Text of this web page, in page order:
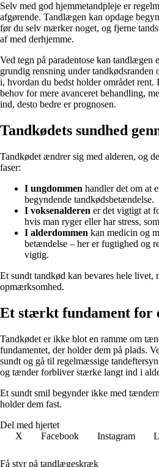
Selv med god hjemmetandpleje er
afgørende. Tandlægen kan opdage
før du selv mærker noget, og fjerne
af med derhjemme.
Ved tegn på paradentose kan tandlægen
grundig rensning under
i, hvordan du bedst holder området
behov for mere avanceret behandling,
ind, desto bedre er prognosen.
Tandkødets sundhed
Tandkødet ændrer sig med alderen, og
faser:
I ungdommen handler det om at
begyndende tandkødsbetændelse.
I voksenalderen er det vigtigt at
hvis man ryger eller har stress,
I alderdommen kan medicin og
betændelse – her er fugtighed og
vigtig.
Et sundt tandkød kan bevares hele livet,
opmærksomhed.
Et stærkt fundament for
Tandkødet er ikke blot en ramme om
fundamentet, der holder dem på plads.
sundt og gå til regelmæssige
og tænder forbliver stærke langt ind i
Et sundt smil begynder ikke med
holder dem fast.
Del med hjertet
X
Facebook Instagram
Få styr på tandlægeskræk